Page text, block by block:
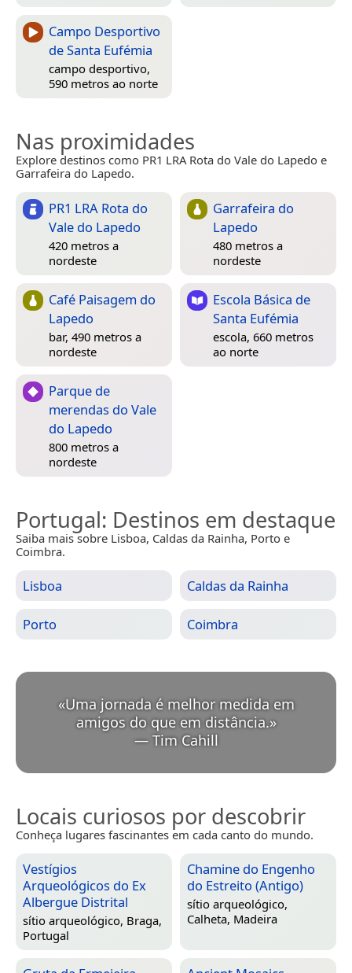
Campo Desportivo
de Santa Eufémia
campo desportivo,
590 metros ao norte
Nas proximidades
Explore destinos como PR1 LRA Rota do Vale do Lapedo e
Garrafeira do Lapedo.
PR1 LRA Rota do
Vale do Lapedo
420 metros a
nordeste
Garrafeira do
Lapedo
480 metros a
nordeste
Café Paisagem do
Lapedo
bar, 490 metros a
nordeste
Escola Básica de
Santa Eufémia
escola, 660 metros
ao norte
Parque de
merendas do Vale
do Lapedo
800 metros a
nordeste
Portugal: Destinos em destaque
Saiba mais sobre Lisboa, Caldas da Rainha, Porto e
Coimbra.
Lisboa Caldas da Rainha
Porto Coimbra
«Uma jornada é melhor medida em
amigos do que em distância. »
— Tim Cahill
Locais curiosos por descobrir
Conheça lugares fascinantes em cada canto do mundo.
Vestígios
Arqueológicos do Ex
Albergue Distrital
sítio arqueológico, Braga,
Portugal
Chamine do Engenho
do Estreito (Antigo)
sítio arqueológico,
Calheta, Madeira